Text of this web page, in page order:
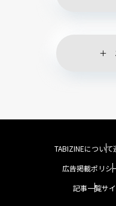
TABIZINEについて
広告掲載ポリシ
記事一覧サ